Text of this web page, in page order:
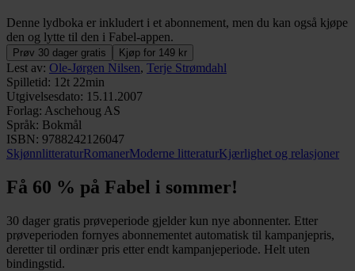
Denne lydboka er inkludert i et abonnement, men du kan også kjøpe
den og lytte til den i Fabel-appen.
Prøv 30 dager gratis Kjøp for 149 kr
Lest av: Ole-Jørgen Nilsen, Terje Strømdahl
Spilletid: 12t 22min
Utgivelsesdato: 15.11.2007
Forlag: Aschehoug AS
Språk: Bokmål
ISBN: 9788242126047
SkjønnlitteraturRomanerModerne litteraturKjærlighet og relasjoner
Få 60 % på Fabel i sommer!
30 dager gratis prøveperiode gjelder kun nye abonnenter. Etter
prøveperioden fornyes abonnementet automatisk til kampanjepris,
deretter til ordinær pris etter endt kampanjeperiode. Helt uten
bindingstid.